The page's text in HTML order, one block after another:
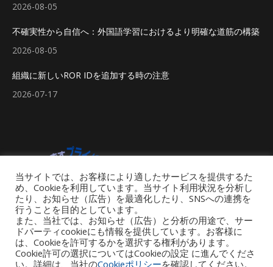
2026-08-05
不確実性から自信へ：外国語学習におけるより明確な道筋の構築
2026-08-05
組織に新しいROR IDを追加する時の注意
2026-07-17
当サイトでは、お客様により適したサービスを提供するた
め、Cookieを利用しています。当サイト利用状況を分析し
たり、お知らせ（広告）を最適化したり、SNSへの連携を
行うことを目的としています。
また、当社では、お知らせ（広告）と分析の用途で、サー
ドパーティcookieにも情報を提供しています。お客様に
は、Cookieを許可するかを選択する権利があります。
Cookie許可の選択についてはCookieの設定 に進んでくださ
い。詳細は、当社のCookieポリシーを確認してください。